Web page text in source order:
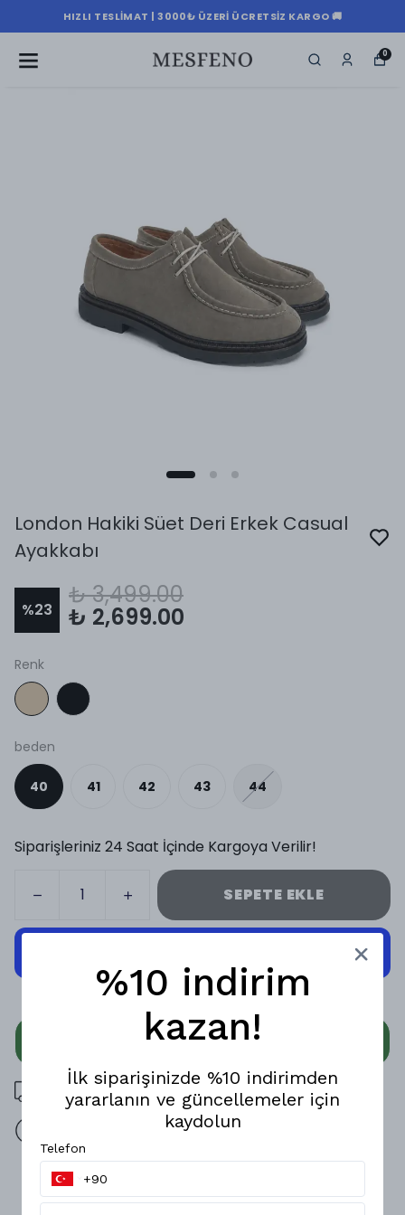
HIZLI TESLIMAT | 3000₺ ÜZERI ÜCRETSIZ KARGO 🚚
0
London Hakiki Süet Deri Erkek Casual
Ayakkabı
%23
₺ 3,499.00
₺ 2,699.00
Renk
beden
40 41 42 43 44
Siparişleriniz 24 Saat İçinde Kargoya Verilir!
SEPETE EKLE
WHATSAPP
3000 TL üzeri ücretsiz kargo
14 gün içinde iade değişim
Ürün Açıklaması
%10 indirim
kazan!
İlk siparişinizde %10 indirimden
yararlanın ve güncellemeler için
kaydolun
Telefon